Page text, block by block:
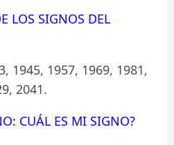
LOS SIGNOS DEL
1945, 1957, 1969, 1981,
2041.
CUÁL ES MI SIGNO?